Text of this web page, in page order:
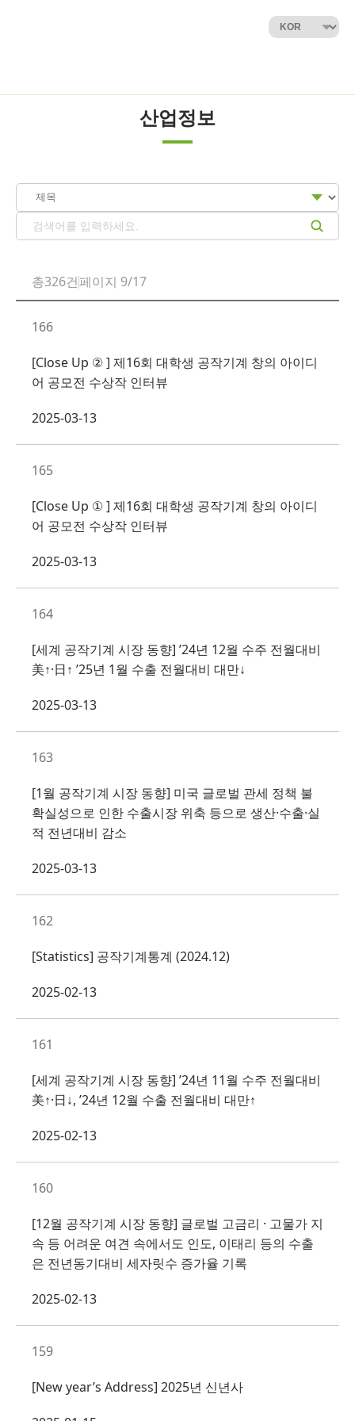
산업정보
총326건페이지 9/17
166
[Close Up ② ] 제16회 대학생 공작기계 창의 아이디
어 공모전 수상작 인터뷰
2025-03-13
165
[Close Up ① ] 제16회 대학생 공작기계 창의 아이디
어 공모전 수상작 인터뷰
2025-03-13
164
[세계 공작기계 시장 동향] ’24년 12월 수주 전월대비
美↑·日↑ ’25년 1월 수출 전월대비 대만↓
2025-03-13
163
[1월 공작기계 시장 동향] 미국 글로벌 관세 정책 불
확실성으로 인한 수출시장 위축 등으로 생산·수출·실
적 전년대비 감소
2025-03-13
162
[Statistics] 공작기계통계 (2024.12)
2025-02-13
161
[세계 공작기계 시장 동향] ’24년 11월 수주 전월대비
美↑·日↓, ’24년 12월 수출 전월대비 대만↑
2025-02-13
160
[12월 공작기계 시장 동향] 글로벌 고금리 · 고물가 지
속 등 어려운 여견 속에서도 인도, 이태리 등의 수출
은 전년동기대비 세자릿수 증가율 기록
2025-02-13
159
[New year’s Address] 2025년 신년사